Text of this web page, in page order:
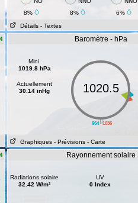
8%
8% 6%
Détails - Textes
Baromètre - hPa
Mini.
1019.8 hPa
Actuellement
30.14 inHg
||
964 1036
1020.5
Graphiques - Prévisions - Carte
Rayonnement solaire
Radiations solaire
32.42 W/m²
UV
0 Index